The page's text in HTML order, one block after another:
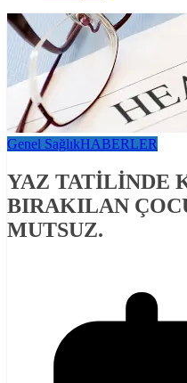
Genel SağlıkHABERLER
YAZ TATİLİNDE
BIRAKILAN
MUTSUZ.